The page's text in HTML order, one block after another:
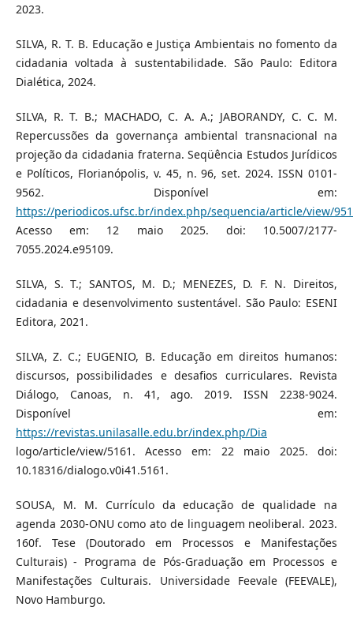
2023.
SILVA, R. T. B. Educação e Justiça Ambientais no fomento da
cidadania voltada à sustentabilidade. São Paulo: Editora
Dialética, 2024.
SILVA, R. T. B.; MACHADO, C. A. A.; JABORANDY, C. C. M.
Repercussões da governança ambiental transnacional na
projeção da cidadania fraterna. Seqüência Estudos Jurídicos
e Políticos, Florianópolis, v. 45, n. 96, set. 2024. ISSN 0101-
9562. Disponível em:
https://periodicos.ufsc.br/index.php/sequencia/article/view/
Acesso em: 12 maio 2025. doi: 10.5007/2177-
7055.2024.e95109.
SILVA, S. T.; SANTOS, M. D.; MENEZES, D. F. N. Direitos,
cidadania e desenvolvimento sustentável. São Paulo: ESENI
Editora, 2021.
SILVA, Z. C.; EUGENIO, B. Educação em direitos humanos:
discursos, possibilidades e desafios curriculares. Revista
Diálogo, Canoas, n. 41, ago. 2019. ISSN 2238-9024.
Disponível em:
https://revistas.unilasalle.edu.br/index.php/Dia
logo/article/view/5161. Acesso em: 22 maio 2025. doi:
10.18316/dialogo.v0i41.5161.
SOUSA, M. M. Currículo da educação de qualidade na
agenda 2030-ONU como ato de linguagem neoliberal. 2023.
160f. Tese (Doutorado em Processos e Manifestações
Culturais) - Programa de Pós-Graduação em Processos e
Manifestações Culturais. Universidade Feevale (FEEVALE),
Novo Hamburgo.